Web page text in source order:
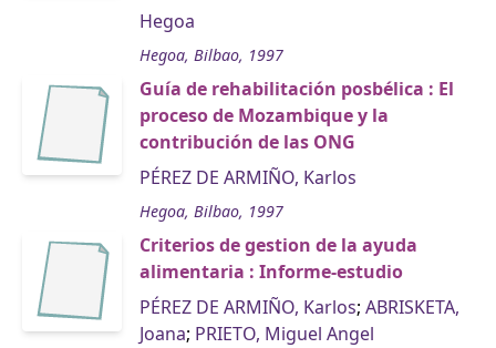
Hegoa
Hegoa, Bilbao, 1997
Guía de rehabilitación posbélica : El
proceso de Mozambique y la
contribución de las ONG
PÉREZ DE ARMIÑO, Karlos
Hegoa, Bilbao, 1997
Criterios de gestion de la ayuda
alimentaria : Informe-estudio
PÉREZ DE ARMIÑO, Karlos; ABRISKETA,
Joana; PRIETO, Miguel Angel